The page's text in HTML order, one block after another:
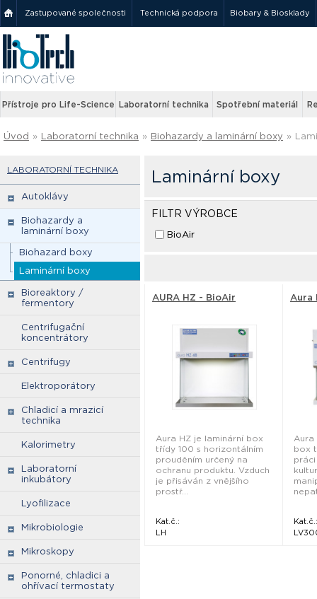
Zastupované společnosti Technická podpora Biobary & Biosklady
Přístroje pro Life-Science Laboratorní technika Spotřební materiál
Úvod » Laboratorní technika » Biohazardy a laminární boxy »
LABORATORNÍ TECHNIKA
Autoklávy
Biohazardy a
laminární boxy
Biohazard boxy
Laminární boxy
Bioreaktory /
fermentory
Centrifugační
koncentrátory
Centrifugy
Elektroporátory
Chladicí a mrazicí
technika
Kalorimetry
Laboratorní
inkubátory
Lyofilizace
Mikrobiologie
Mikroskopy
Ponorné, chladici a
ohřívací termostaty
Laminární boxy
FILTR VÝROBCE
BioAir
AURA HZ - BioAir
Aura HZ je laminární box
třídy 100 s horizontálním
prouděním určený na
ochranu produktu. Vzduch
je přisáván z vnějšího
prostř...
Kat.č.:
LH
Aura
Aura
box
Kat.č.: